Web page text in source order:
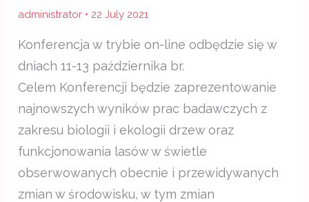
administrator • 22 July 2021
Konferencja w trybie on-line odbędzie się w
dniach 11-13 października br.
Celem Konferencji będzie zaprezentowanie
najnowszych wyników prac badawczych z
zakresu biologii i ekologii drzew oraz
funkcjonowania lasów w świetle
obserwowanych obecnie i przewidywanych
zmian w środowisku, w tym zmian